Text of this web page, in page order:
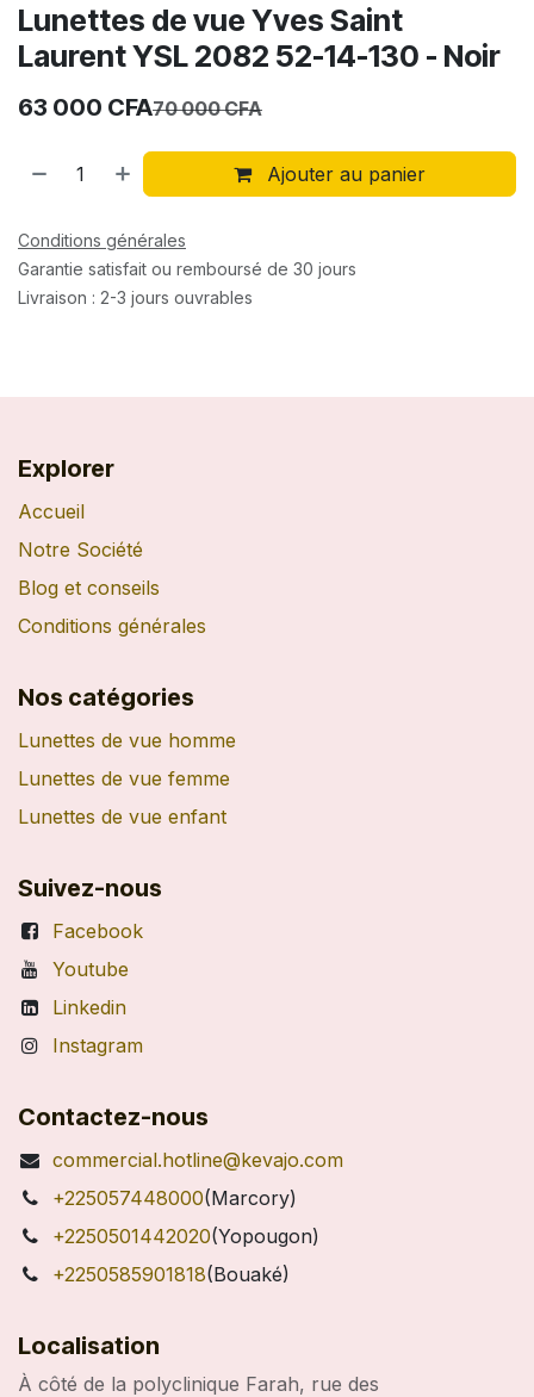
Lunettes de vue Yves Saint
Laurent YSL 2082 52-14-130 - Noir
63 000 CFA70 000CFA
Ajouter au panier
Conditions générales
Garantie satisfait ou remboursé de 30 jours
Livraison : 2-3 jours ouvrables
Explorer
Accueil
Notre Société
Blog et conseils
Conditions générales
Nos catégories
Lunettes de vue homme
Lunettes de vue femme
Lunettes de vue enfant
Suivez-nous
Facebook
Youtube
Linkedin
Instagram
Contactez-nous
commercial.hotline@kevajo.com
+225057448000(Marcory)
+2250501442020(Yopougon)
+2250585901818(Bouaké)
Localisation
À côté de la polyclinique Farah, rue des